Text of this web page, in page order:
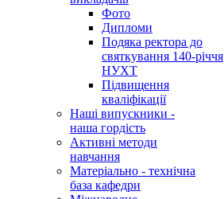
Фото
Дипломи
Подяка ректора до
святкування 140-річчя
НУХТ
Підвищення
кваліфікації
Наші випускники -
наша гордість
Активні методи
навчання
Матеріально - технічна
база кафедри